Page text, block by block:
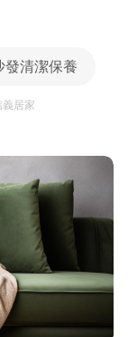
發清潔保養
義居家